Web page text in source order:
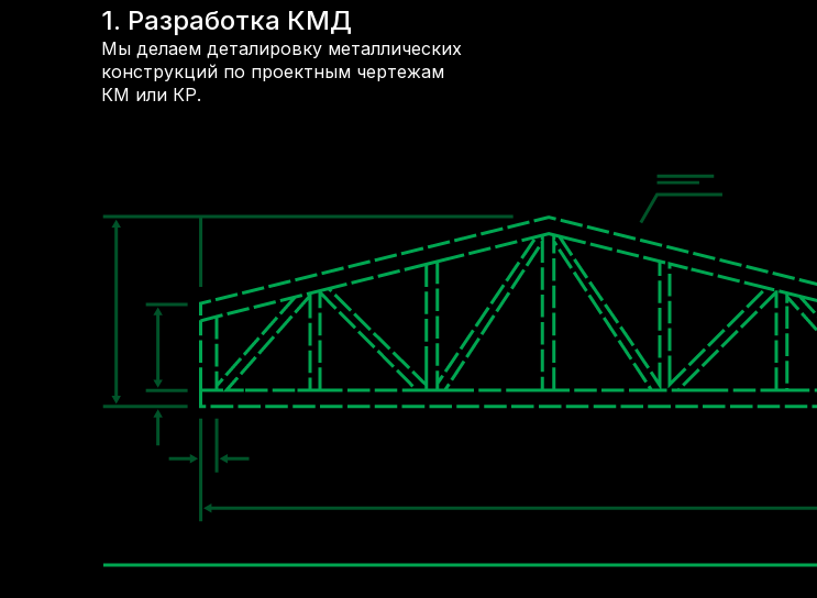
1. Разработка КМД
Мы делаем деталировку металлических
конструкций по проектным чертежам
КМ или КР.